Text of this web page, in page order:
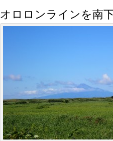
オロロンラインを南